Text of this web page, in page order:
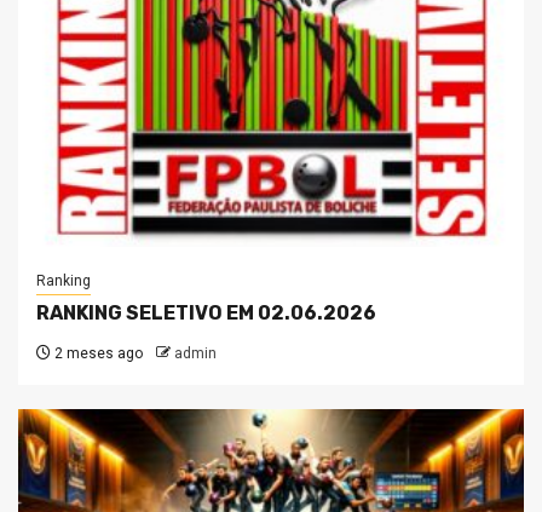
Ranking
RANKING SELETIVO EM 02.06.2026
2 meses ago admin